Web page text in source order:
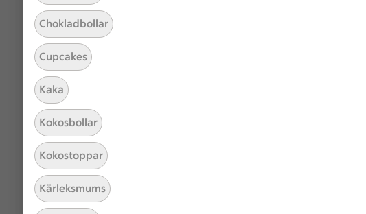
Chokladbollar
Cupcakes
Kaka
Kokosbollar
Kokostoppar
Kärleksmums